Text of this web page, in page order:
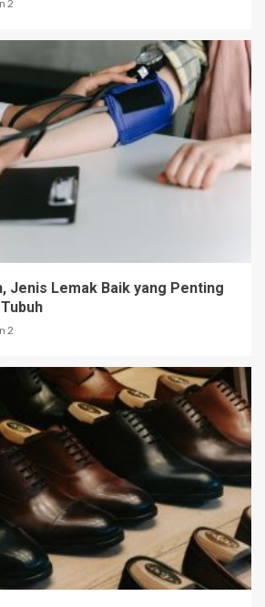
2
Jenis Lemak Baik yang Penting
2